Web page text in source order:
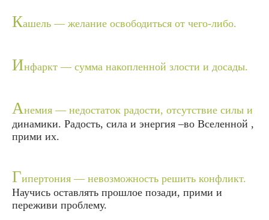
Кашель — желание освободиться от чего-либо.
Инфаркт — сумма накопленной злости и досады.
Анемия — недостаток радости, отсутствие силы и
динамики. Радость, сила и энергия –во Вселенной ,
прими их.
Гипертония — невозможность решить конфликт.
Научись оставлять прошлое позади, прими и
переживи проблему.